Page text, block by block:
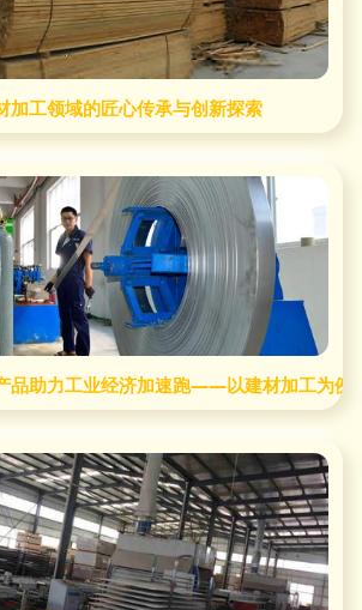
加工领域的匠心传承与创新探索
品助力工业经济加速跑——以建材加工为例